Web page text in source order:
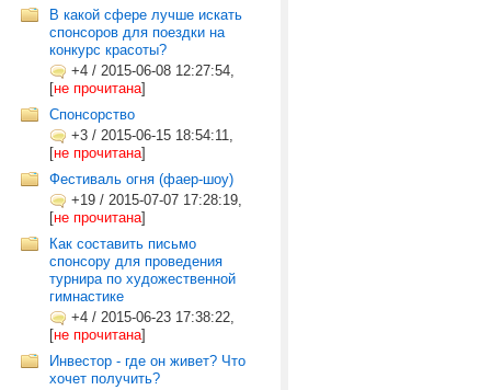
В какой сфере лучше искать
спонсоров для поездки на
конкурс красоты?
+4 / 2015-06-08 12:27:54,
[не прочитана]
Спонсорство
+3 / 2015-06-15 18:54:11,
[не прочитана]
Фестиваль огня (фаер-шоу)
+19 / 2015-07-07 17:28:19,
[не прочитана]
Как составить письмо
спонсору для проведения
турнира по художественной
гимнастике
+4 / 2015-06-23 17:38:22,
[не прочитана]
Инвестор - где он живет? Что
хочет получить?